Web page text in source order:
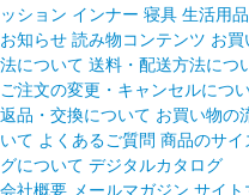
ッション インナー 寝具 生活用品
お知らせ 読み物コンテンツ お買
法について 送料・配送方法につ
ご注文の変更・キャンセルにつ
返品・交換について お買い物の
いて よくあるご質問 商品のサイ
グについて デジタルカタログ
会社概要 メールマガジン サイト